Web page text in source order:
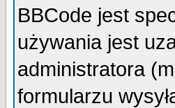
BBCode jest
używania jest
administratora
formularzu